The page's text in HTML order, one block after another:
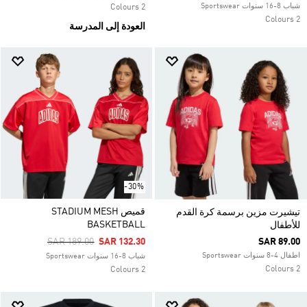
شباب 8-16 سنوات Sportswear
2 Colours
2 Colours
العودة إلى المدرسة
تيشيرت مزين برسمة كرة القدم
للأطفال
SAR 89.00
اطفال 4-8 سنوات Sportswear
2 Colours
-30%
قميص STADIUM MESH
BASKETBALL
Price Reduced From
SAR 189.00ToSAR 132.30
شباب 8-16 سنوات Sportswear
2 Colours